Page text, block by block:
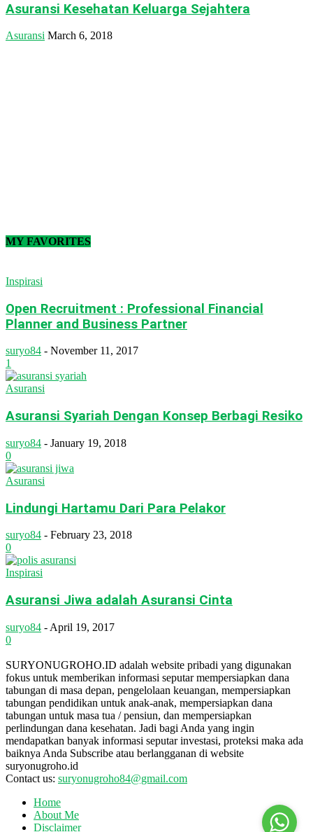
Asuransi Kesehatan Keluarga Sejahtera
Asuransi March 6, 2018
MY FAVORITES
Inspirasi
Open Recruitment : Professional Financial
Planner and Business Partner
suryo84 - November 11, 2017
1
Asuransi
Asuransi Syariah Dengan Konsep Berbagi Resiko
suryo84 - January 19, 2018
0
Asuransi
Lindungi Hartamu Dari Para Pelakor
suryo84 - February 23, 2018
0
Inspirasi
Asuransi Jiwa adalah Asuransi Cinta
suryo84 - April 19, 2017
0
SURYONUGROHO.ID adalah website pribadi yang digunakan
fokus untuk memberikan informasi seputar mempersiapkan dana
tabungan di masa depan, pengelolaan keuangan, mempersiapkan
tabungan pendidikan untuk anak-anak, mempersiapkan dana
tabungan untuk masa tua / pensiun, dan mempersiapkan
perlindungan dana kesehatan. Jadi bagi Anda yang ingin
mendapatkan banyak informasi seputar investasi, proteksi maka ada
baiknya Anda Subscribe atau berlangganan di website
suryonugroho.id
Contact us: suryonugroho84@gmail.com
Home
About Me
Disclaimer